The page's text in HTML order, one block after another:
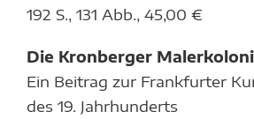
192 S., 131 Abb., 45,00 €
Die Kronberger
Ein Beitrag zur Frankfurter
des 19. Jahrhunderts